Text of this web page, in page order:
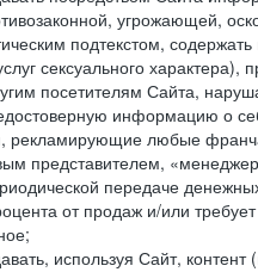
угрожающей,
подтекстом,
сексуального
посетителям Сайта,
информацию о
рекламирующие любые
представителем,
передаче
от продаж и/или
используя Сайт,